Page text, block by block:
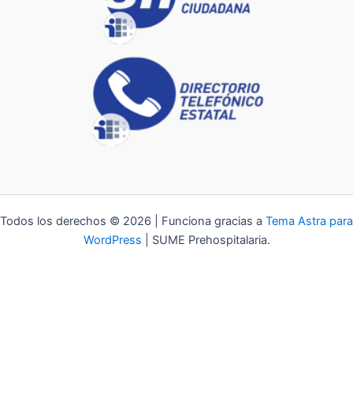
Todos los derechos © 2026 | Funciona gracias a Tema Astra para
WordPress | SUME Prehospitalaria.